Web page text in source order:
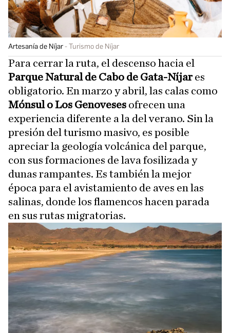
Artesanía de Níjar Turismo de Níjar
Para cerrar la ruta, el descenso hacia el
Parque Natural de Cabo de Gata-Níjares
obligatorio. En marzo y abril, las calas como
Mónsul o Los Genoveses ofrecen una
experiencia diferente a la del verano. Sin la
presión del turismo masivo, es posible
apreciar la geología volcánica del parque,
con sus formaciones de lava fosilizada y
dunas rampantes. Es también la mejor
época para el avistamiento de aves en las
salinas, donde los flamencos hacen parada
en sus rutas migratorias.